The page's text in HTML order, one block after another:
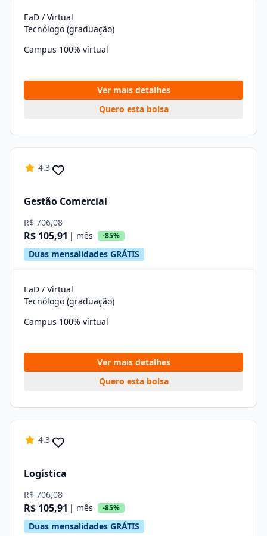
EaD / Virtual
Tecnólogo (graduação)
Campus 100% virtual
Ver mais detalhes
Quero esta bolsa
4.3
Gestão Comercial
R$ 706,08
R$ 105,91 | mês -85%
Duas mensalidades GRÁTIS
EaD / Virtual
Tecnólogo (graduação)
Campus 100% virtual
Ver mais detalhes
Quero esta bolsa
4.3
Logística
R$ 706,08
R$ 105,91 | mês -85%
Duas mensalidades GRÁTIS